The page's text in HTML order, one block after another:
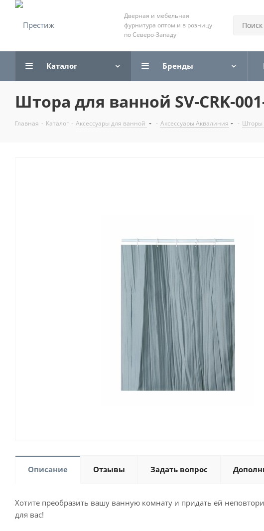
Дверная и мебельная
фурнитура оптом и в розницу
по Северо-Западу
Каталог Бренды
Штора для ванной SV-CRK-
Главная - Каталог - Аксессуары для ванной - Аксессуары Аквалиния - Шторы
Описание Отзывы Задать вопрос
Хотите преобразить вашу ванную комнату и придать ей
для вас!